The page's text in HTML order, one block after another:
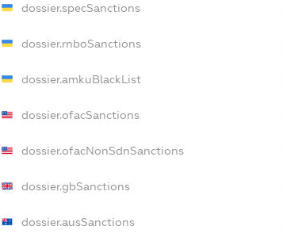
dossier.specSanctions
dossier.rnboSanctions
dossier.amkuBlackList
dossier.ofacSanctions
dossier.ofacNonSdnSanctions
dossier.gbSanctions
dossier.ausSanctions